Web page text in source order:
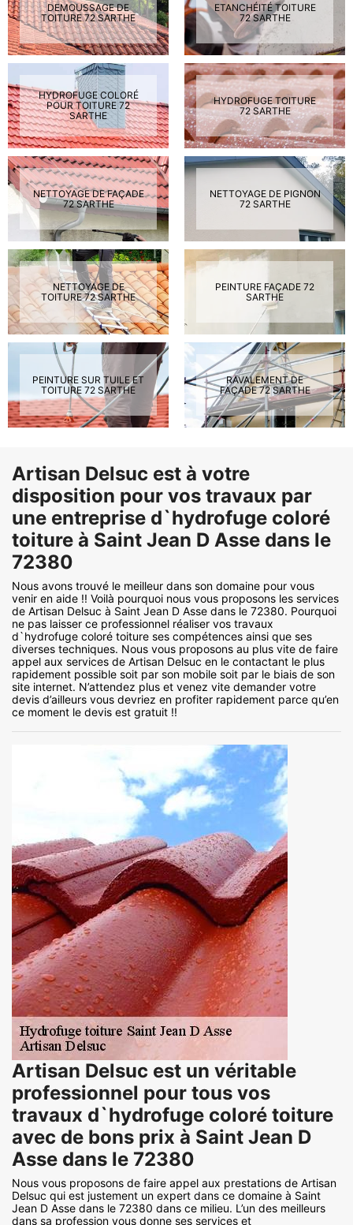
DEMOUSSAGE DE
TOITURE 72 SARTHE
ETANCHÉITÉ TOITURE
72 SARTHE
HYDROFUGE COLORÉ
POUR TOITURE 72
SARTHE
HYDROFUGE TOITURE
72 SARTHE
NETTOYAGE DE FAÇADE
72 SARTHE
NETTOYAGE DE PIGNON
72 SARTHE
NETTOYAGE DE
TOITURE 72 SARTHE
PEINTURE FAÇADE 72
SARTHE
PEINTURE SUR TUILE ET
TOITURE 72 SARTHE
RAVALEMENT DE
FAÇADE 72 SARTHE
Artisan Delsuc est à votre
disposition pour vos travaux par
une entreprise d`hydrofuge coloré
toiture à Saint Jean D Asse dans le
72380
Nous avons trouvé le meilleur dans son domaine pour vous
venir en aide !! Voilà pourquoi nous vous proposons les services
de Artisan Delsuc à Saint Jean D Asse dans le 72380. Pourquoi
ne pas laisser ce professionnel réaliser vos travaux
d`hydrofuge coloré toiture ses compétences ainsi que ses
diverses techniques. Nous vous proposons au plus vite de faire
appel aux services de Artisan Delsuc en le contactant le plus
rapidement possible soit par son mobile soit par le biais de son
site internet. N’attendez plus et venez vite demander votre
devis d’ailleurs vous devriez en profiter rapidement parce qu’en
ce moment le devis est gratuit !!
Artisan Delsuc est un véritable
professionnel pour tous vos
travaux d`hydrofuge coloré toiture
avec de bons prix à Saint Jean D
Asse dans le 72380
Nous vous proposons de faire appel aux prestations de Artisan
Delsuc qui est justement un expert dans ce domaine à Saint
Jean D Asse dans le 72380 dans ce milieu. L’un des meilleurs
dans sa profession vous donne ses services et